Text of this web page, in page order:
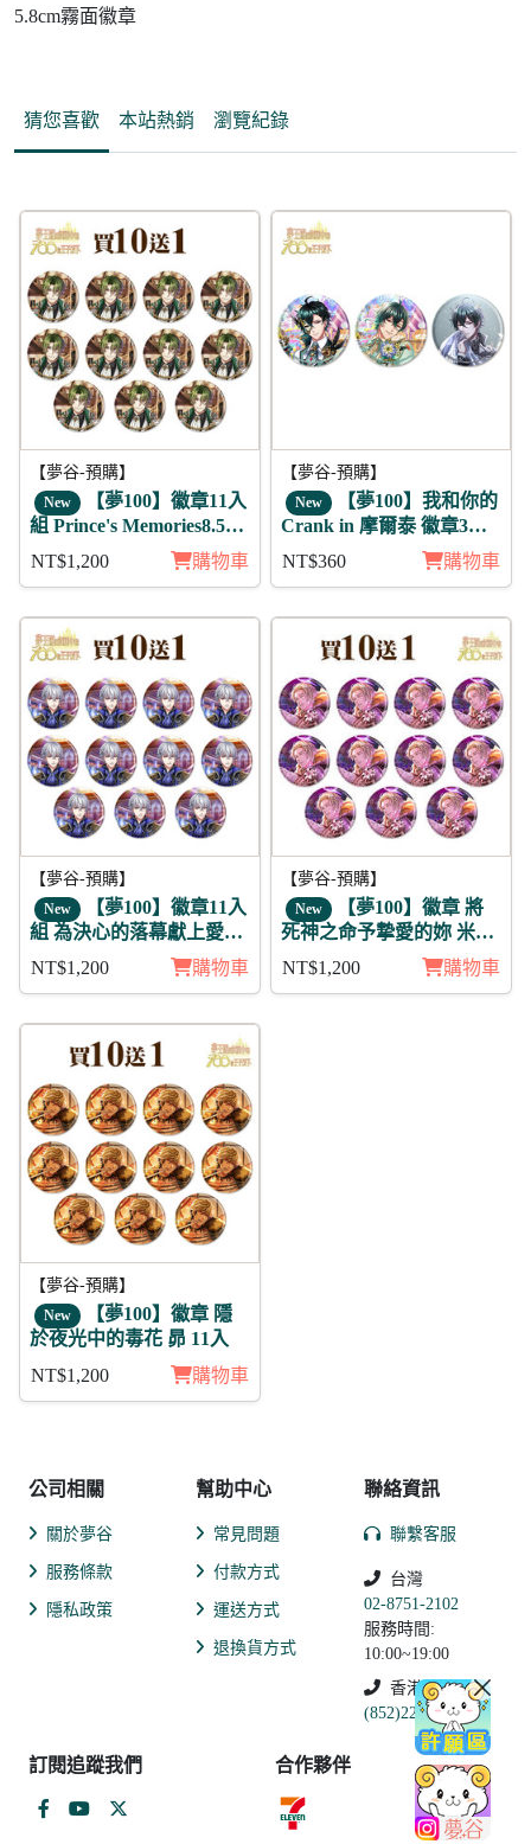
5.8cm霧面徽章
猜您喜歡 本站熱銷 瀏覽紀錄
【夢谷-預購】
New 【夢100】徽章11入
組 Prince's Memories8.5周
年活動 傑伊 未覺
NT$1,200 購物車
【夢谷-預購】
New 【夢100】我和你的
Crank in 摩爾泰 徽章3入
NT$360 購物車
【夢谷-預購】
New 【夢100】徽章11入
組 為決心的落幕獻上愛之
歌 葛雷希亞 未覺
NT$1,200 購物車
【夢谷-預購】
New 【夢100】徽章 將
死神之命予摯愛的妳 米迦
勒 11入
NT$1,200 購物車
【夢谷-預購】
New 【夢100】徽章 隱
於夜光中的毒花 昴 11入
NT$1,200
購物車
公司相關
關於夢谷
服務條款
隱私政策
幫助中心
常見問題
付款方式
運送方式
退換貨方式
聯絡資訊
聯繫客服
台灣
02-8751-2102
服務時間:
10:00~19:00
香港
(852)2250-9311
訂閱追蹤我們 合作夥伴